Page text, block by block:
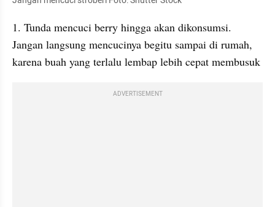
1. Tunda mencuci berry hingga akan dikonsumsi.
Jangan langsung mencucinya begitu sampai di rumah,
karena buah yang terlalu lembap lebih cepat membusuk
ADVERTISEMENT